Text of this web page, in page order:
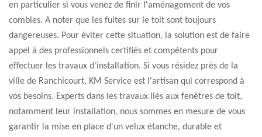
en particulier si vous venez de finir l'aménagement de vos
combles. A noter que les fuites sur le toit sont toujours
dangereuses. Pour éviter cette situation, la solution est de faire
appel à des professionnels certifiés et compétents pour
effectuer les travaux d'installation. Si vous résidez près de la
ville de Ranchicourt, KM Service est l'artisan qui correspond à
vos besoins. Experts dans les travaux liés aux fenêtres de toit,
notamment leur installation, nous sommes en mesure de vous
garantir la mise en place d'un velux étanche, durable et